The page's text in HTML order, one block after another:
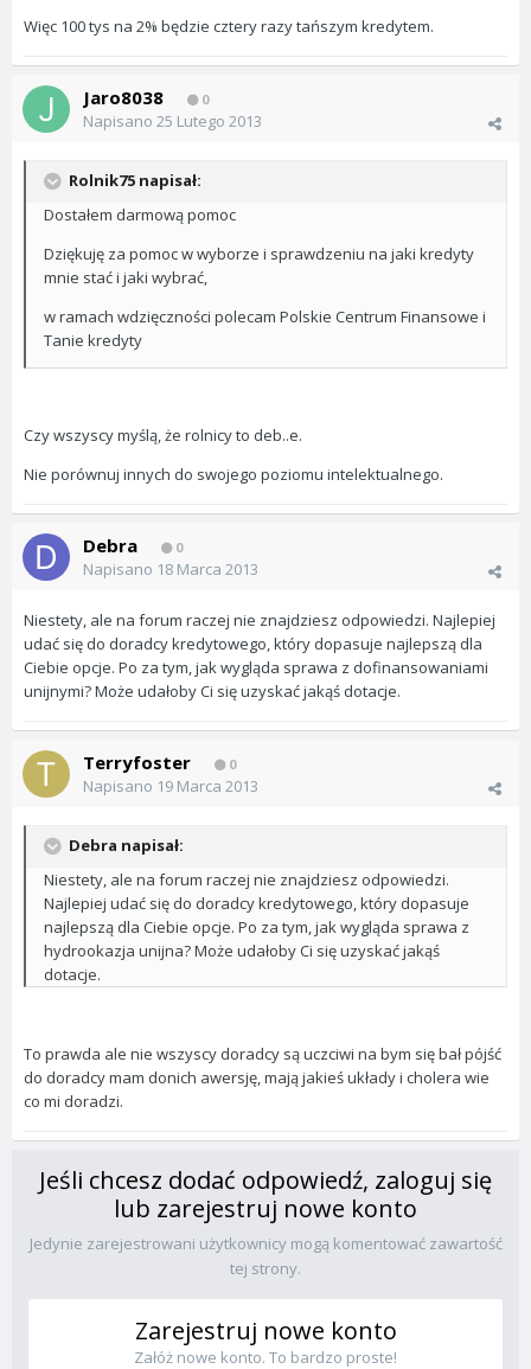
Więc 100 tys na 2% będzie cztery razy tańszym kredytem.
Jaro8038 0
Napisano 25 Lutego 2013
Rolnik75 napisał:
Dostałem darmową pomoc
Dziękuję za pomoc w wyborze i sprawdzeniu na jaki kredyty
mnie stać i jaki wybrać,
w ramach wdzięczności polecam Polskie Centrum Finansowe i
Tanie kredyty
Czy wszyscy myślą, że rolnicy to deb..e.
Nie porównuj innych do swojego poziomu intelektualnego.
Debra 0
Napisano 18 Marca 2013
Niestety, ale na forum raczej nie znajdziesz odpowiedzi. Najlepiej
udać się do doradcy kredytowego, który dopasuje najlepszą dla
Ciebie opcje. Po za tym, jak wygląda sprawa z dofinansowaniami
unijnymi? Może udałoby Ci się uzyskać jakąś dotacje.
Terryfoster 0
Napisano 19 Marca 2013
Debra napisał:
Niestety, ale na forum raczej nie znajdziesz odpowiedzi.
Najlepiej udać się do doradcy kredytowego, który dopasuje
najlepszą dla Ciebie opcje. Po za tym, jak wygląda sprawa z
hydrookazja unijna? Może udałoby Ci się uzyskać jakąś
dotacje.
To prawda ale nie wszyscy doradcy są uczciwi na bym się bał pójść
do doradcy mam donich awersję, mają jakieś układy i cholera wie
co mi doradzi.
Jeśli chcesz dodać odpowiedź, zaloguj się
lub zarejestruj nowe konto
Jedynie zarejestrowani użytkownicy mogą komentować zawartość
tej strony.
Zarejestruj nowe konto
Załóż nowe konto. To bardzo proste!